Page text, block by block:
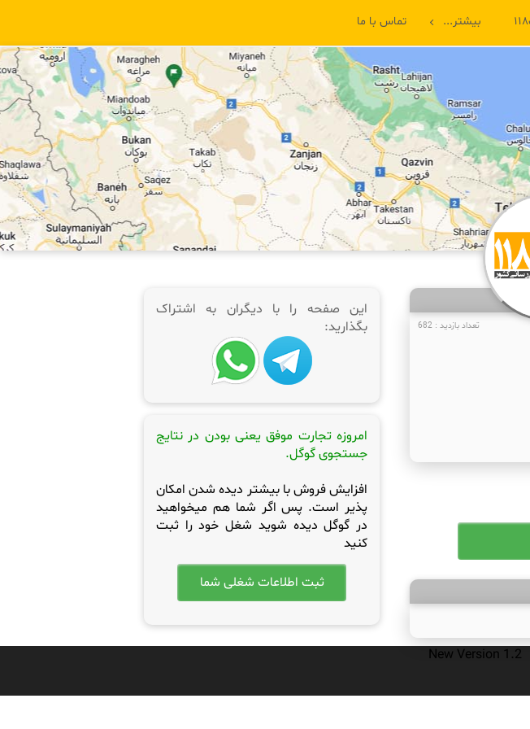
بیشتر... تماس با ما
تعداد بازدید : 682
این صفحه را با دیگران به اشتراک
بگذارید:
امروزه تجارت موفق یعنی بودن در نتایج
جستجوی گوگل.
افزایش فروش با بیشتر دیده شدن امکان
پذیر است. پس اگر شما هم میخواهید
در گوگل دیده شوید شغل خود را ثبت
کنید
New Version 1.2